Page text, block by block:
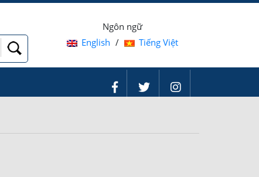
Ngôn ngữ
English / Tiếng Việt